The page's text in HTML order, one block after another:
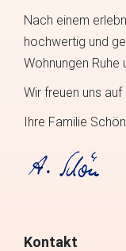
Nach einem
hochwertig und
Wohnungen Ruhe
Wir freuen uns auf
Ihre Familie Schön
Kontakt